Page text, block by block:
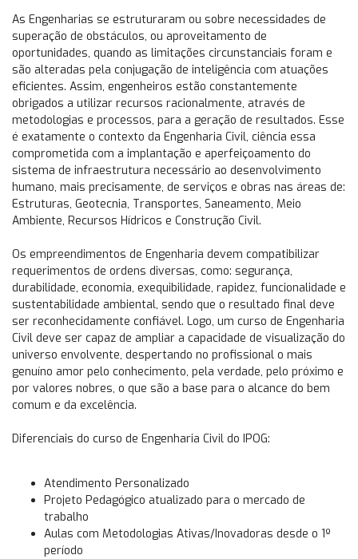
As Engenharias se estruturaram ou sobre necessidades de
superação de obstáculos, ou aproveitamento de
oportunidades, quando as limitações circunstanciais foram e
são alteradas pela conjugação de inteligência com atuações
eficientes. Assim, engenheiros estão constantemente
obrigados a utilizar recursos racionalmente, através de
metodologias e processos, para a geração de resultados. Esse
é exatamente o contexto da Engenharia Civil, ciência essa
comprometida com a implantação e aperfeiçoamento do
sistema de infraestrutura necessário ao desenvolvimento
humano, mais precisamente, de serviços e obras nas áreas de:
Estruturas, Geotecnia, Transportes, Saneamento, Meio
Ambiente, Recursos Hídricos e Construção Civil.
Os empreendimentos de Engenharia devem compatibilizar
requerimentos de ordens diversas, como: segurança,
durabilidade, economia, exequibilidade, rapidez, funcionalidade e
sustentabilidade ambiental, sendo que o resultado final deve
ser reconhecidamente confiável. Logo, um curso de Engenharia
Civil deve ser capaz de ampliar a capacidade de visualização do
universo envolvente, despertando no profissional o mais
genuíno amor pelo conhecimento, pela verdade, pelo próximo e
por valores nobres, o que são a base para o alcance do bem
comum e da excelência.
Diferenciais do curso de Engenharia Civil do IPOG:
Atendimento Personalizado
Projeto Pedagógico atualizado para o mercado de
trabalho
Aulas com Metodologias Ativas/Inovadoras desde o 1º
período